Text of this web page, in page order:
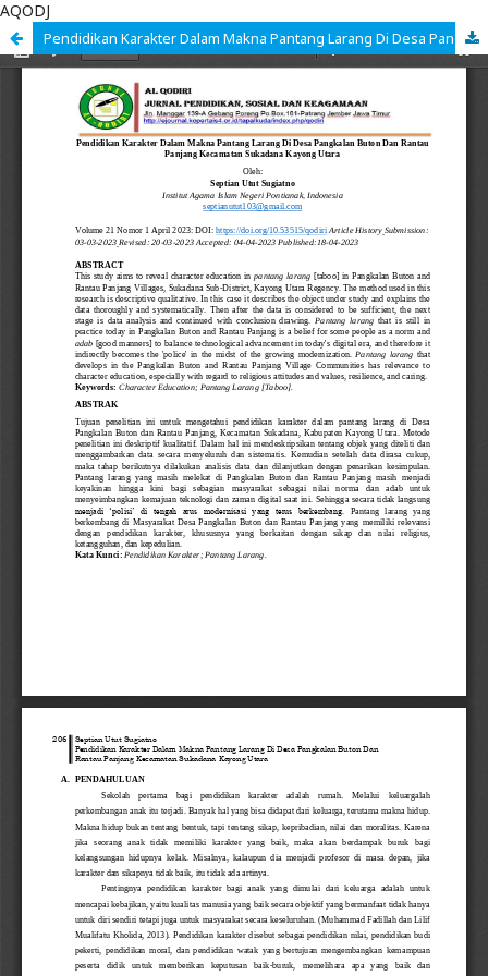
AQODJ
Pendidikan Karakter Dalam Makna Pantang Larang Di Desa Pangkalan Buton Dan Rantau Panjang Kecamatan Sukadana Kayong Utara